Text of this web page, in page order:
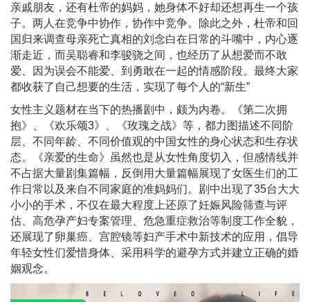
亲戚朋友，还有杜帝的妈妈，她身体不好却还想再生一个孩
子。两人在竞争中协作，协作中竞争。除此之外，杜帝和回
国归来调查母亲死亡真相的刘念白在日常的斗嘴中，内心逐
渐走近，而吴聪睿和李骏骁之间，也经历了从想爱而不敢
爱、因为误会不能爱、到勇敢在一起的情感阶段。最终大家
都收获了自己想要的生活，实现了每个人的“新生”
女性主义题材在当下的热播剧中，颇为内卷。《第二次拥
抱》、《欢乐颂3》、《玫瑰之战》等，都力图描述不同阶
层、不同年龄、不同价值观的中国女性的身心状态和生存状
态。《亲爱的生命》虽然也是从女性角度切入，但感情线并
不占据大量剧集篇幅，反倒用大量篇幅展现了女医生们的工
作日常以及来自不同家庭的准妈妈们。剧中出现了35台大大
小小的手术，不仅在最大程度上还原了妊娠风险筛查与评
估、高危孕产妇专案管理、危急重症救治等制度工作全貌，
还展现了卵巢癌、宫腔镜等妇产手术中新技术的应用，倡导
年轻女性们爱惜身体、采用科学的避孕方式并建立正确的婚
姻观念。